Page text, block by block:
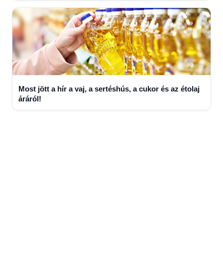
Most jött a hír a vaj, a sertéshús, a cukor és az étolaj
áráról!